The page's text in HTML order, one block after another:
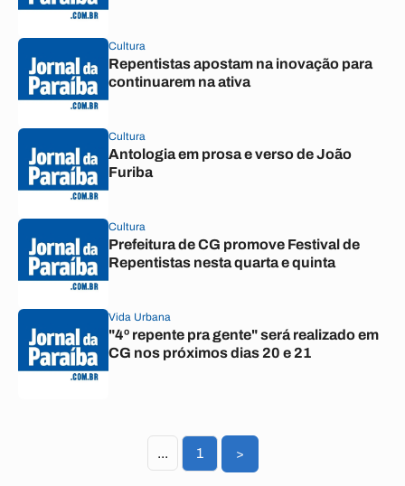
Cultura
Repentistas apostam na inovação para
continuarem na ativa
Cultura
Antologia em prosa e verso de João
Furiba
Cultura
Prefeitura de CG promove Festival de
Repentistas nesta quarta e quinta
Vida Urbana
"4º repente pra gente" será realizado em
CG nos próximos dias 20 e 21
... 1 >